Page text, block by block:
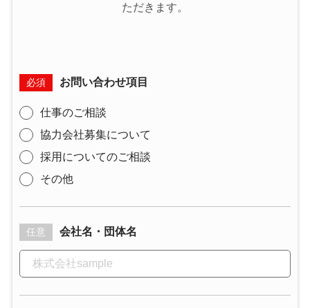
ただきます。
必須 お問い合わせ項目
仕事のご相談
協力会社募集について
採用についてのご相談
その他
任意 会社名・団体名